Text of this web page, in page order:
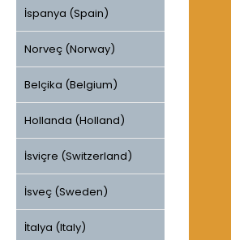
İspanya (Spain)
Norveç (Norway)
Belçika (Belgium)
Hollanda (Holland)
İsviçre (Switzerland)
İsveç (Sweden)
İtalya (Italy)